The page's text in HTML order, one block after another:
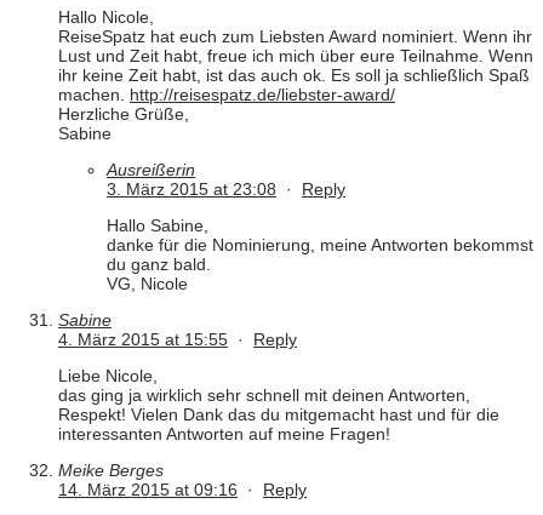
Hallo Nicole,
ReiseSpatz hat euch zum Liebsten Award nominiert. Wenn ihr
Lust und Zeit habt, freue ich mich über eure Teilnahme. Wenn
ihr keine Zeit habt, ist das auch ok. Es soll ja schließlich Spaß
machen. http://reisespatz.de/liebster-award/
Herzliche Grüße,
Sabine
Ausreißerin
3. März 2015 at 23:08 · Reply
Hallo Sabine,
danke für die Nominierung, meine Antworten bekommst
du ganz bald.
VG, Nicole
Sabine
4. März 2015 at 15:55 · Reply
Liebe Nicole,
das ging ja wirklich sehr schnell mit deinen Antworten,
Respekt! Vielen Dank das du mitgemacht hast und für die
interessanten Antworten auf meine Fragen!
Meike Berges
14. März 2015 at 09:16 · Reply